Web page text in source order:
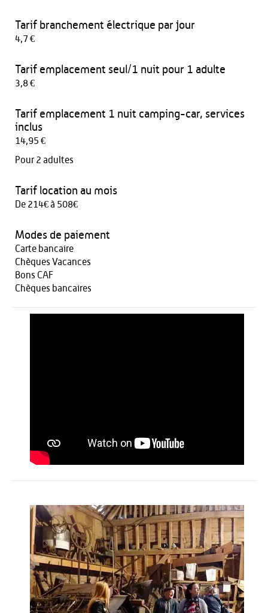
Tarif branchement électrique par jour
4,7 €
Tarif emplacement seul/1 nuit pour 1 adulte
3,8 €
Tarif emplacement 1 nuit camping-car, services
inclus
14,95 €
Pour 2 adultes
Tarif location au mois
De 214€ à 508€
Modes de paiement
Carte bancaire
Chèques Vacances
Bons CAF
Chèques bancaires